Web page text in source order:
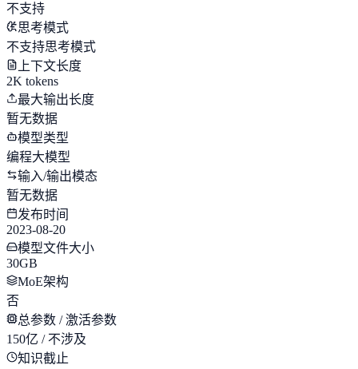
不支持
思考模式
不支持思考模式
上下文长度
2K tokens
最大输出长度
暂无数据
模型类型
编程大模型
输入/输出模态
暂无数据
发布时间
2023-08-20
模型文件大小
30GB
MoE架构
否
总参数 / 激活参数
150亿 / 不涉及
知识截止